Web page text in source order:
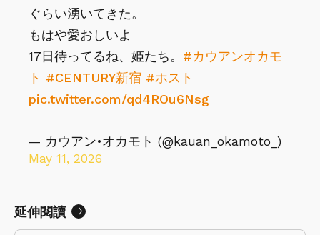
ぐらい湧いてきた。
もはや愛おしいよ
17日待ってるね、姫たち。 #カウアンオカモ
ト #CENTURY新宿 #ホスト
pic.twitter.com/qd4ROu6Nsg
— カウアン•オカモト (@kauan_okamoto_)
May 11, 2026
延伸閱讀